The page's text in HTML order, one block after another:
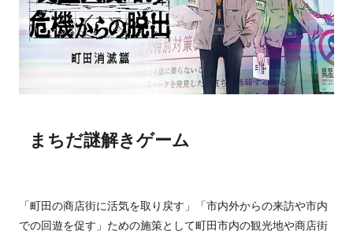
まちだ謎解きゲーム
「町田の商店街に活気を取り戻す」「市内外からの来訪や市内
での回遊を促す」ための施策として町田市内の観光地や商店街